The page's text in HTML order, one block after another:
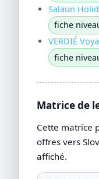
Salaün
fiche
VERDIÉ
fiche
Matrice de
Cette matrice
offres vers
affiché.